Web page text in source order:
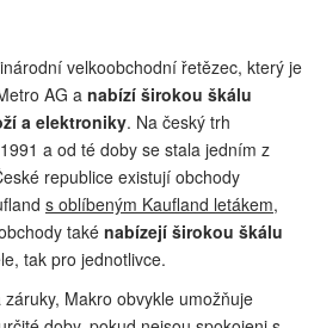
velkoobchodní řetězec, který je
AG a nabízí širokou škálu
a elektroniky. Na český trh
a od té doby se stala jedním z
republice existují obchody
s oblíbeným Kaufland letákem,
také nabízejí širokou škálu
tak pro jednotlivce.
Makro obvykle umožňuje